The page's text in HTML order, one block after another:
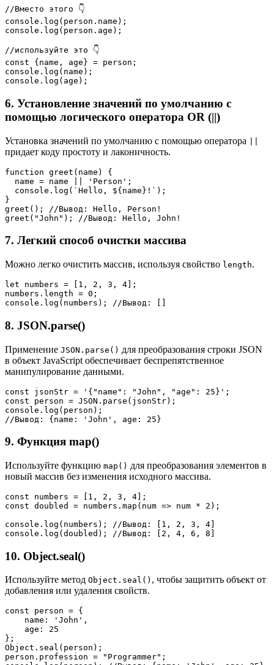
//Вместо этого 👇
console.log(person.name);
console.log(person.age);
//используйте это 👇
const {name, age} = person;
console.log(name);
console.log(age);
6. Установление значений по умолчанию с
помощью логического оператора OR (||)
Установка значений по умолчанию с помощью оператора
придает коду простоту и лаконичность.
function greet(name) {
  name = name || 'Person';
  console.log(`Hello, ${name}!`);
}
greet(); //Вывод: Hello, Person!
greet("John"); //Вывод: Hello, John!
7. Легкий способ очистки массива
Можно легко очистить массив, используя свойство length.
let numbers = [1, 2, 3, 4];
numbers.length = 0;
console.log(numbers); //Вывод: []
8. JSON.parse()
Применение JSON.parse() для преобразования строки JSON
в объект JavaScript обеспечивает беспрепятственное
манипулирование данными.
const jsonStr = '{"name": "John", "age": 25}';
const person = JSON.parse(jsonStr);
console.log(person);
//Вывод: {name: 'John', age: 25}
9. Функция map()
Используйте функцию map() для преобразования элементов в
новый массив без изменения исходного массива.
const numbers = [1, 2, 3, 4];
const doubled = numbers.map(num => num * 2);
console.log(numbers); //Вывод: [1, 2, 3, 4]
console.log(doubled); //Вывод: [2, 4, 6, 8]
10. Object.seal()
Используйте метод Object.seal() , чтобы защитить объект от
добавления или удаления свойств.
const person = {
    name: 'John',
    age: 25
};
Object.seal(person);
person.profession = "Programmer";